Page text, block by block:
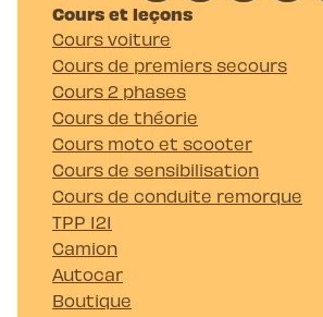
Cours et leçons
Cours voiture
Cours de premiers secours
Cours 2 phases
Cours de théorie
Cours moto et scooter
Cours de sensibilisation
Cours de conduite remorque
TPP 121
Camion
Autocar
Boutique